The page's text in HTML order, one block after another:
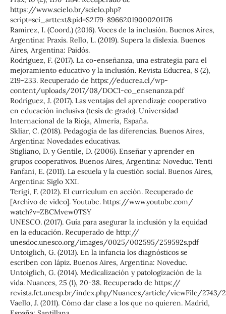
https://www.scielo.br/scielo.php?
script=sci_arttext&pid=S2179-89662019000201176
Ramírez, I. (Coord.) (2016). Voces de la inclusión. Buenos Aires,
Argentina: Praxis. Rello, L. (2019). Supera la dislexia. Buenos
Aires, Argentina: Paidós.
Rodríguez, F. (2017). La co-enseñanza, una estrategia para el
mejoramiento educativo y la inclusión. Revista Educrea, 8 (2),
219-233. Recuperado de https://educrea.cl/wp-
content/uploads/2017/08/DOC1-co_ensenanza.pdf
Rodríguez, J. (2017). Las ventajas del aprendizaje cooperativo
en educación inclusiva (tesis de grado). Universidad
Internacional de la Rioja, Almería, España.
Skliar, C. (2018). Pedagogía de las diferencias. Buenos Aires,
Argentina: Novedades educativas.
Stigliano, D. y Gentile, D. (2006). Enseñar y aprender en
grupos cooperativos. Buenos Aires, Argentina: Noveduc. Tenti
Fanfani, E. (2011). La escuela y la cuestión social. Buenos Aires,
Argentina: Siglo XXI.
Terigi, F. (2012). El curriculum en acción. Recuperado de
[Archivo de video]. Youtube. https://www.youtube.com/
watch?v=ZBCMvew0TSY
UNESCO. (2017). Guía para asegurar la inclusión y la equidad
en la educación. Recuperado de http://
unesdoc.unesco.org/images/0025/002595/259592s.pdf
Untoiglich, G. (2013). En la infancia los diagnósticos se
escriben con lápiz. Buenos Aires, Argentina: Noveduc.
Untoiglich, G. (2014). Medicalización y patologización de la
vida. Nuances, 25 (1), 20-38. Recuperado de https://
revista.fct.unesp.br/index.php/Nuances/article/viewFile/2743/
Vaello, J. (2011). Cómo dar clase a los que no quieren. Madrid,